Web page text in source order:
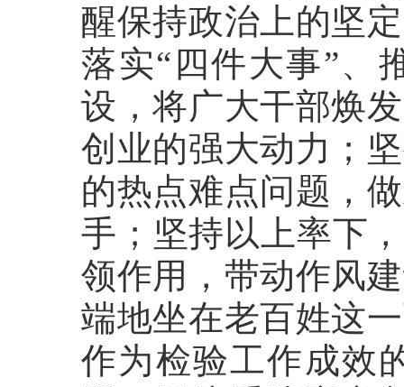
醒保持政治上的坚
落实“四件大事”、
设，将广大干部焕
创业的强大动力；
的热点难点问题，
手；坚持以上率下
领作用，带动作风
端地坐在老百姓这
作为检验工作成效